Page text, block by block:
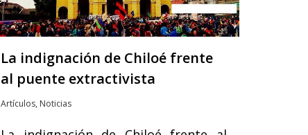
La indignación de Chiloé frente
al puente extractivista
Artículos, Noticias